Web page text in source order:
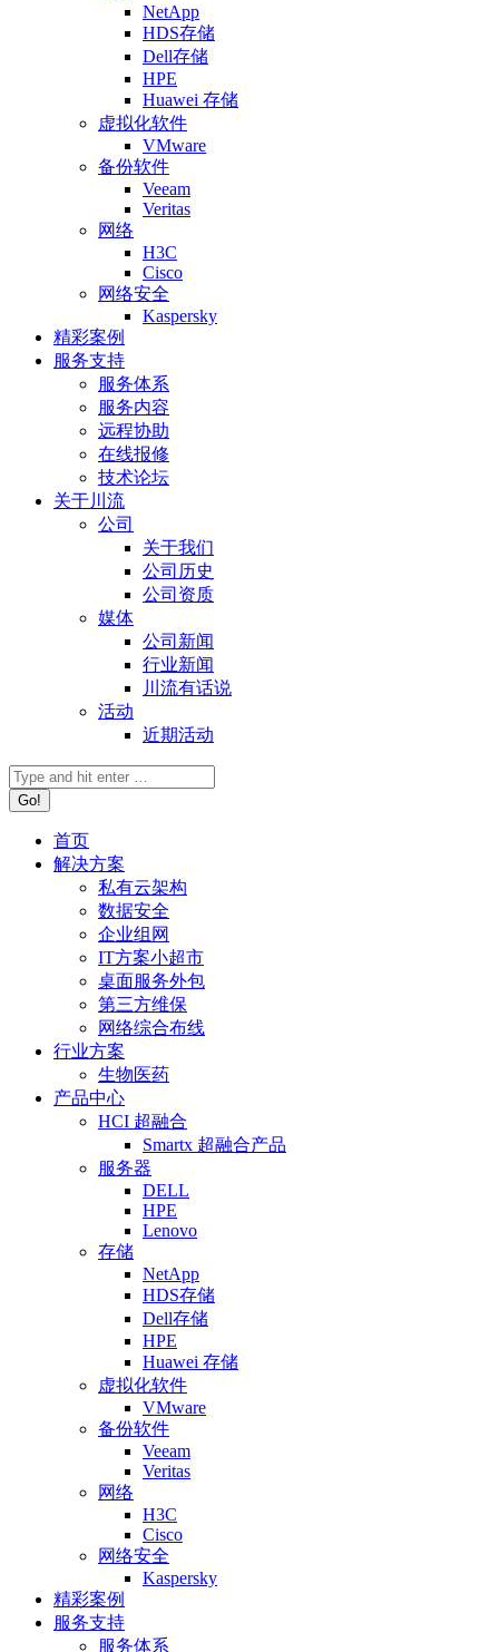
NetApp
HDS存储
Dell存储
HPE
Huawei 存储
虚拟化软件
VMware
备份软件
Veeam
Veritas
网络
H3C
Cisco
网络安全
Kaspersky
精彩案例
服务支持
服务体系
服务内容
远程协助
在线报修
技术论坛
关于川流
公司
关于我们
公司历史
公司资质
媒体
公司新闻
行业新闻
川流有话说
活动
近期活动
首页
解决方案
私有云架构
数据安全
企业组网
IT方案小超市
桌面服务外包
第三方维保
网络综合布线
行业方案
生物医药
产品中心
HCI 超融合
Smartx 超融合产品
服务器
DELL
HPE
Lenovo
存储
NetApp
HDS存储
Dell存储
HPE
Huawei 存储
虚拟化软件
VMware
备份软件
Veeam
Veritas
网络
H3C
Cisco
网络安全
Kaspersky
精彩案例
服务支持
服务体系